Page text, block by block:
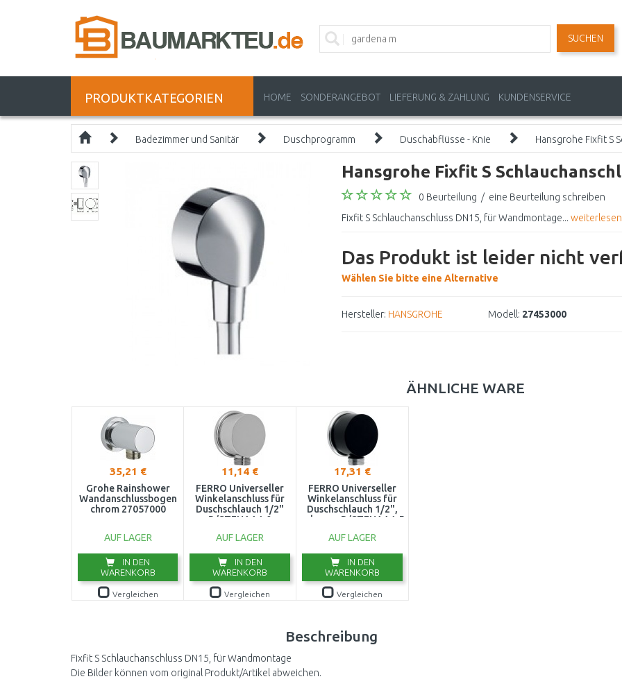
SUCHEN
PRODUKTKATEGORIEN HOME SONDERANGEBOT LIEFERUNG & ZAHLUNG KUNDENSERVICE
Badezimmer und Sanitär Duschprogramm Duschabflüsse - Knie Hansgrohe Fixfit S
Hansgrohe Fixfit S
0 Beurteilung / eine Beurteilung schreiben
Fixfit S Schlauchanschluss DN15, für Wandmontage... weiterlesen
Das Produkt ist leider nicht
Wählen Sie bitte eine Alternative
Hersteller: HANSGROHE Modell: 27453000
ÄHNLICHE WARE
35,21 €
Grohe Rainshower
Wandanschlussbogen
chrom 27057000
AUF LAGER
IN DEN
WARENKORB
Vergleichen
11,14 €
FERRO Universeller
Winkelanschluss für
Duschschlauch 1/2"
D/STENAA1,0
AUF LAGER
IN DEN
WARENKORB
Vergleichen
17,31 €
FERRO Universeller
Winkelanschluss für
Duschschlauch 1/2",
schwarz D/STENAA1,5
AUF LAGER
IN DEN
WARENKORB
Vergleichen
Beschreibung
Fixfit S Schlauchanschluss DN15, für Wandmontage
Die Bilder können vom original Produkt/Artikel abweichen.